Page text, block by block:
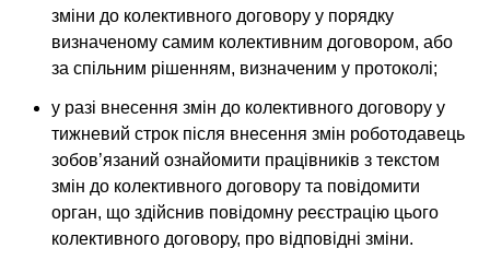
зміни до колективного договору у порядку
визначеному самим колективним договором, або
за спільним рішенням, визначеним у протоколі;
у разі внесення змін до колективного договору у
тижневий строк після внесення змін роботодавець
зобов’язаний ознайомити працівників з текстом
змін до колективного договору та повідомити
орган, що здійснив повідомну реєстрацію цього
колективного договору, про відповідні зміни.